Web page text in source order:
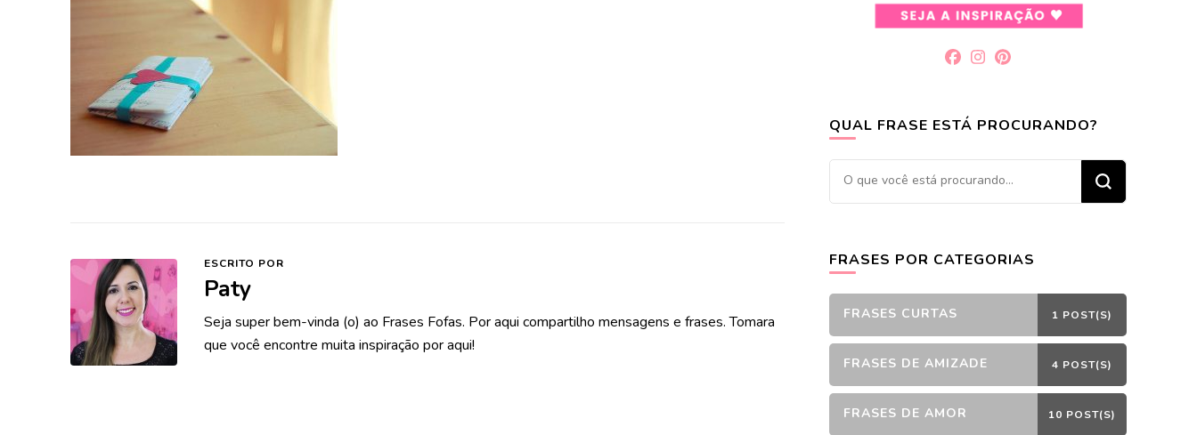
ESCRITO POR
Paty
Seja super bem-vinda (o) ao Frases Fofas. Por aqui compartilho mensagens e frases. Tomara
que você encontre muita inspiração por aqui!
QUAL FRASE ESTÁ PROCURANDO?
Procurando
algo?
FRASES POR CATEGORIAS
FRASES CURTAS 1 POST(S)
FRASES DE AMIZADE 4 POST(S)
FRASES DE AMOR 10 POST(S)